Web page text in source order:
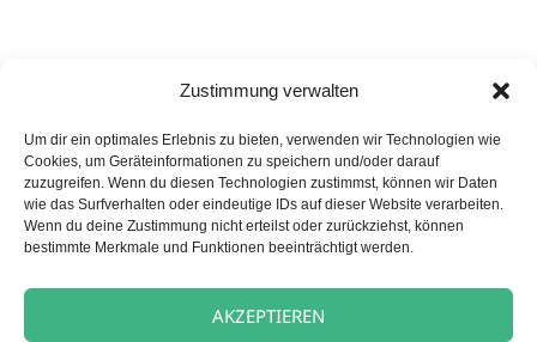
Zustimmung verwalten
Um dir ein optimales Erlebnis zu bieten, verwenden wir Technologien wie
Cookies, um Geräteinformationen zu speichern und/oder darauf
zuzugreifen. Wenn du diesen Technologien zustimmst, können wir Daten
wie das Surfverhalten oder eindeutige IDs auf dieser Website verarbeiten.
Wenn du deine Zustimmung nicht erteilst oder zurückziehst, können
bestimmte Merkmale und Funktionen beeinträchtigt werden.
AKZEPTIEREN
Veröffentlicht
am
17. Oktober 2025 Autor
carpe diem News Kategorien
Hellenthal